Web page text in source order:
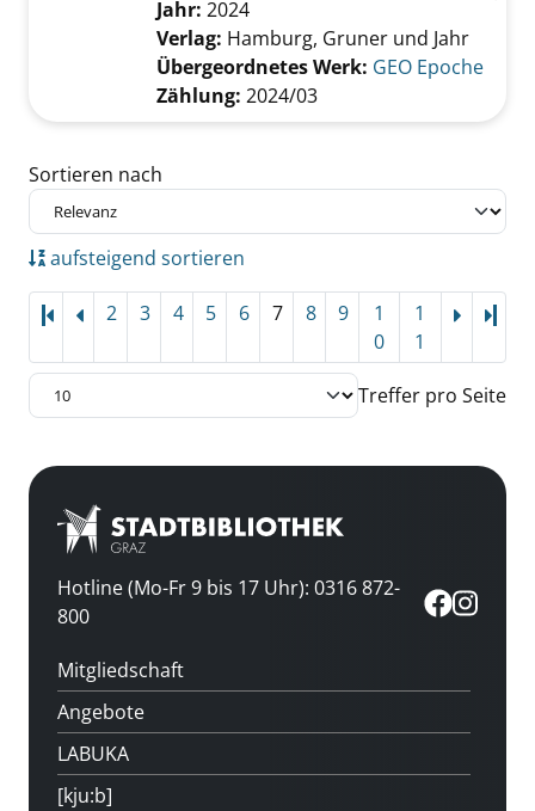
Suche nach diesem Verfasser
Jahr: 2024
Verlag: Hamburg, Gruner und Jahr
Übergeordnetes Werk: GEO Epoche
Zählung: 2024/03
Zu den Suchfiltern springen
Sortieren nach
aufsteigend sortieren
2 3 4 5 6 7 8 9
1
0
1
1
Treffer pro Seite
Hotline (Mo-Fr 9 bis 17 Uhr): 0316 872-
800
Mitgliedschaft
Angebote
LABUKA
[kju:b]